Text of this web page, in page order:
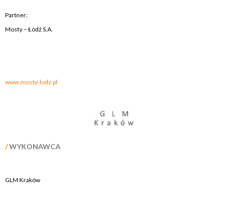
Partner:
Mosty – Łódź S.A.
www.mosty-lodz.pl
/WYKONAWCA
GLM Kraków